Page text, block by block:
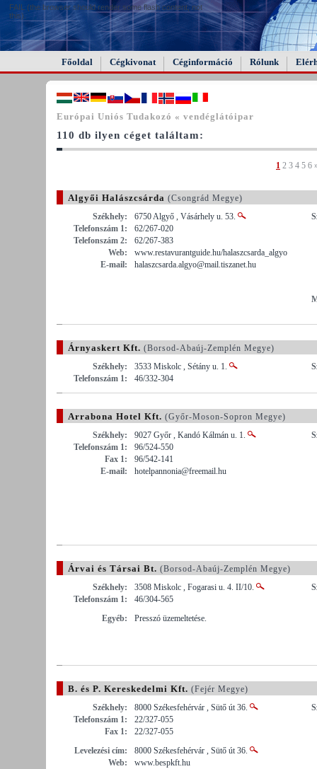
FAIL (the browser should render some flash content, not
this).
Főoldal Cégkivonat Céginformáció Rólunk
Európai Uniós Tudakozó « vendéglátóipar
110 db ilyen céget találtam:
1 2 3 4 5 6
Algyői Halászcsárda (Csongrád Megye)
Székhely:
6750 Algyő , Vásárhely u. 53.
Telefonszám 1:
62/267-020
Telefonszám 2:
62/267-383
Web:
www.restavurantguide.hu/halaszcsarda_algyo
E-mail:
halaszcsarda.algyo@mail.tiszanet.hu
Árnyaskert Kft. (Borsod-Abaúj-Zemplén Megye)
Székhely:
3533 Miskolc , Sétány u. 1.
Telefonszám 1:
46/332-304
Arrabona Hotel Kft. (Győr-Moson-Sopron Megye)
Székhely:
9027 Győr , Kandó Kálmán u. 1.
Telefonszám 1:
96/524-550
Fax 1:
96/542-141
E-mail:
hotelpannonia@freemail.hu
Árvai és Társai Bt. (Borsod-Abaúj-Zemplén Megye)
Székhely:
3508 Miskolc , Fogarasi u. 4. II/10.
Telefonszám 1:
46/304-565
Egyéb:
Presszó üzemeltetése.
B. és P. Kereskedelmi Kft. (Fejér Megye)
Székhely:
8000 Székesfehérvár , Sütő út 36.
Telefonszám 1:
22/327-055
Fax 1:
22/327-055
Levelezési cím:
8000 Székesfehérvár , Sütő út 36.
Web:
www.bespkft.hu